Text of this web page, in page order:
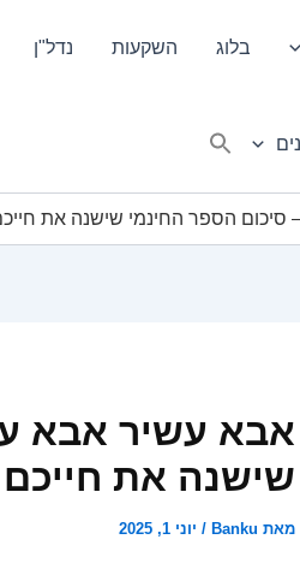
בלוג השקעות נדל"ן
סיכום הספר החינמי שישנה את
אבא עשיר אבא
שישנה את חייכם
מאת Banku
/ יוני 1, 2025